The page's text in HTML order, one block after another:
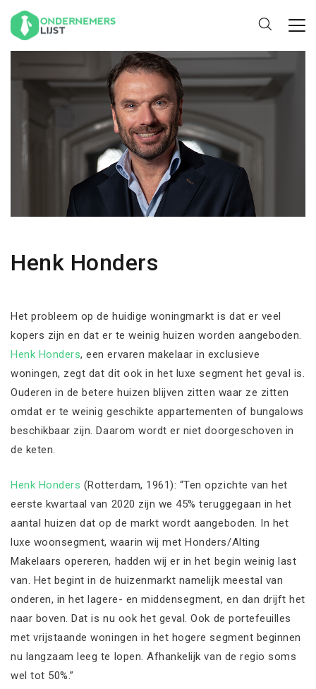
Henk Honders
Het probleem op de huidige woningmarkt is dat er veel
kopers zijn en dat er te weinig huizen worden aangeboden.
Henk Honders, een ervaren makelaar in exclusieve
woningen, zegt dat dit ook in het luxe segment het geval is.
Ouderen in de betere huizen blijven zitten waar ze zitten
omdat er te weinig geschikte appartementen of bungalows
beschikbaar zijn. Daarom wordt er niet doorgeschoven in
de keten.
Henk Honders (Rotterdam, 1961): “Ten opzichte van het
eerste kwartaal van 2020 zijn we 45% teruggegaan in het
aantal huizen dat op de markt wordt aangeboden. In het
luxe woonsegment, waarin wij met Honders/Alting
Makelaars opereren, hadden wij er in het begin weinig last
van. Het begint in de huizenmarkt namelijk meestal van
onderen, in het lagere- en middensegment, en dan drijft het
naar boven. Dat is nu ook het geval. Ook de portefeuilles
met vrijstaande woningen in het hogere segment beginnen
nu langzaam leeg te lopen. Afhankelijk van de regio soms
wel tot 50%.”